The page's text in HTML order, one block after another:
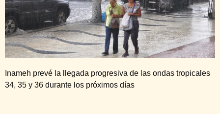
Inameh prevé la llegada progresiva de las ondas tropicales
34, 35 y 36 durante los próximos días